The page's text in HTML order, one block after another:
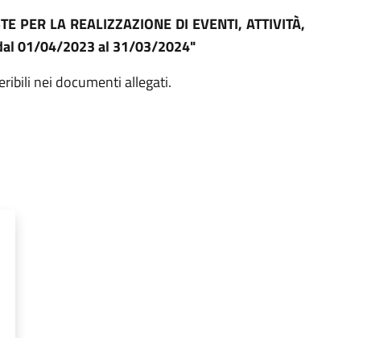
PER LA REALIZZAZIONE DI EVENTI, ATTIVITÀ,
dal 01/04/2023 al 31/03/2024"
nei documenti allegati.